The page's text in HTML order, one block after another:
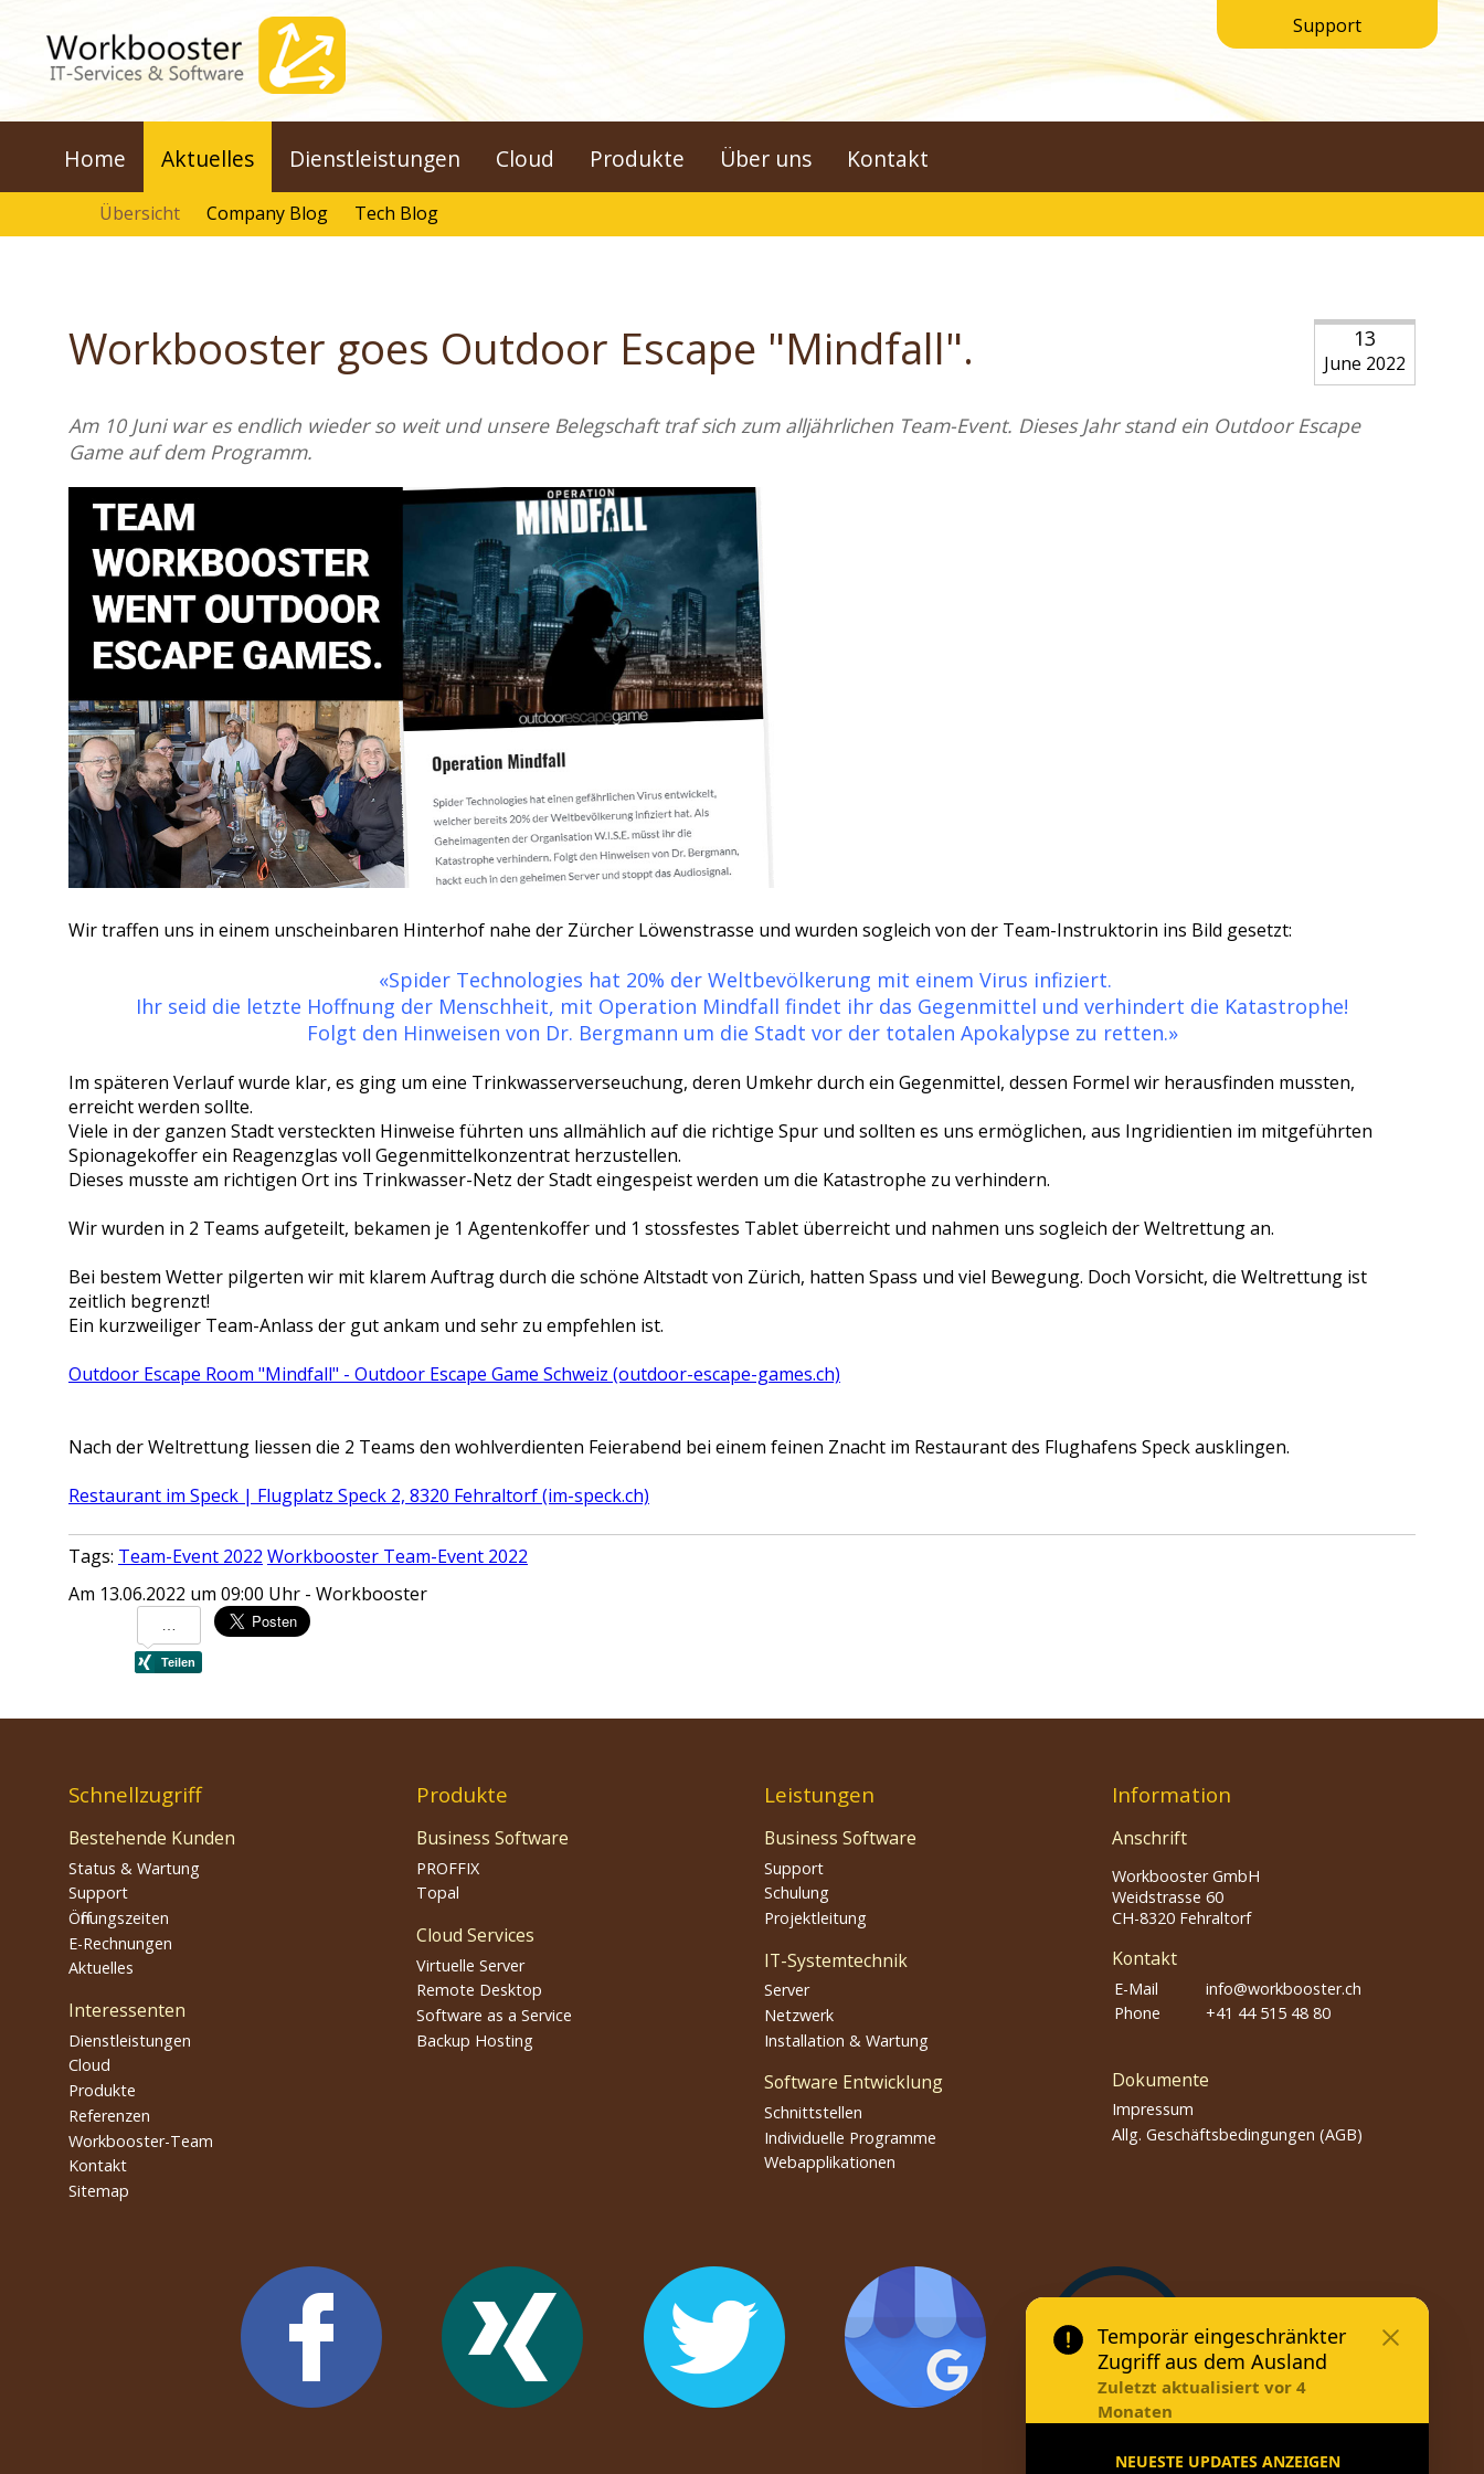
Support
Home Aktuelles Dienstleistungen Cloud Produkte Über uns Kontakt
Übersicht Company Blog Tech Blog
13
June 2022
Workbooster goes Outdoor Escape "Mindfall".
Am 10 Juni war es endlich wieder so weit und unsere Belegschaft traf sich zum alljährlichen Team-Event. Dieses Jahr stand ein Outdoor Escape
Game auf dem Programm.
Wir traffen uns in einem unscheinbaren Hinterhof nahe der Zürcher Löwenstrasse und wurden sogleich von der Team-Instruktorin ins Bild gesetzt:
«Spider Technologies hat 20% der Weltbevölkerung mit einem Virus infiziert.
Ihr seid die letzte Hoffnung der Menschheit, mit Operation Mindfall findet ihr das Gegenmittel und verhindert die Katastrophe!
Folgt den Hinweisen von Dr. Bergmann um die Stadt vor der totalen Apokalypse zu retten.»
Im späteren Verlauf wurde klar, es ging um eine Trinkwasserverseuchung, deren Umkehr durch ein Gegenmittel, dessen Formel wir herausfinden mussten,
erreicht werden sollte.
Viele in der ganzen Stadt versteckten Hinweise führten uns allmählich auf die richtige Spur und sollten es uns ermöglichen, aus Ingridientien im mitgeführten
Spionagekoffer ein Reagenzglas voll Gegenmittelkonzentrat herzustellen.
Dieses musste am richtigen Ort ins Trinkwasser-Netz der Stadt eingespeist werden um die Katastrophe zu verhindern.
Wir wurden in 2 Teams aufgeteilt, bekamen je 1 Agentenkoffer und 1 stossfestes Tablet überreicht und nahmen uns sogleich der Weltrettung an.
Bei bestem Wetter pilgerten wir mit klarem Auftrag durch die schöne Altstadt von Zürich, hatten Spass und viel Bewegung. Doch Vorsicht, die Weltrettung ist
zeitlich begrenzt!
Ein kurzweiliger Team-Anlass der gut ankam und sehr zu empfehlen ist.
Outdoor Escape Room "Mindfall" - Outdoor Escape Game Schweiz (outdoor-escape-games.ch)
Nach der Weltrettung liessen die 2 Teams den wohlverdienten Feierabend bei einem feinen Znacht im Restaurant des Flughafens Speck ausklingen.
Restaurant im Speck | Flugplatz Speck 2, 8320 Fehraltorf (im-speck.ch)
Tags: Team-Event 2022 Workbooster Team-Event 2022
Am 13.06.2022 um 09:00 Uhr - Workbooster
Schnellzugriff
Bestehende Kunden
Status & Wartung
Support
Öffnungszeiten
E-Rechnungen
Aktuelles
Interessenten
Dienstleistungen
Cloud
Produkte
Referenzen
Workbooster-Team
Kontakt
Sitemap
Produkte
Business Software
PROFFIX
Topal
Cloud Services
Virtuelle Server
Remote Desktop
Software as a Service
Backup Hosting
Leistungen
Business Software
Support
Schulung
Projektleitung
IT-Systemtechnik
Server
Netzwerk
Installation & Wartung
Software Entwicklung
Schnittstellen
Individuelle Programme
Webapplikationen
Information
Anschrift
Workbooster GmbH
Weidstrasse 60
CH-8320 Fehraltorf
Kontakt
E-Mail
info@workbooster.ch
Phone
+41 44 515 48 80
Dokumente
Impressum
Allg. Geschäftsbedingungen (AGB)